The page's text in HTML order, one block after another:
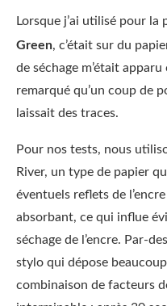
Lorsque j’ai utilisé pour la
Green, c’était sur du
de séchage m’était
remarqué qu’un coup de
laissait des traces.
Pour nos tests, nous
River, un type de papier
éventuels reflets de
absorbant, ce qui influe
séchage de l’encre. Par-
stylo qui dépose
combinaison de facteurs